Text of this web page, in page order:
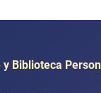
Biblioteca